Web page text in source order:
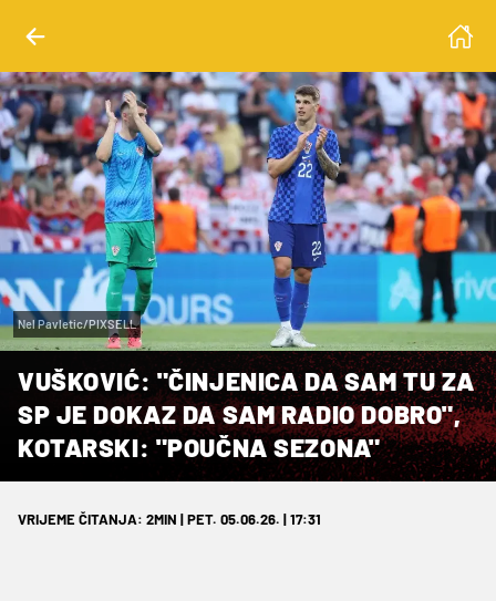
Nel Pavletic/PIXSELL
VUŠKOVIĆ: "ČINJENICA DA SAM TU ZA
SP JE DOKAZ DA SAM RADIO DOBRO",
KOTARSKI: "POUČNA SEZONA"
VRIJEME ČITANJA: 2MIN | PET. 05.06.26. | 17:31